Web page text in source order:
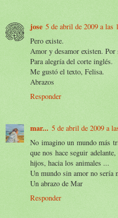
jose 5 de abril de 2009 a las
Pero existe.
Amor y desamor existen. Por
Para alegría del corte inglés.
Me gustó el texto, Felisa.
Abrazos
Responder
mar... 5 de abril de 2009 a
No imagino un mundo más
que nos hace seguir
hijos, hacia los animales ...
Un mundo sin amor no sería
Un abrazo de Mar
Responder